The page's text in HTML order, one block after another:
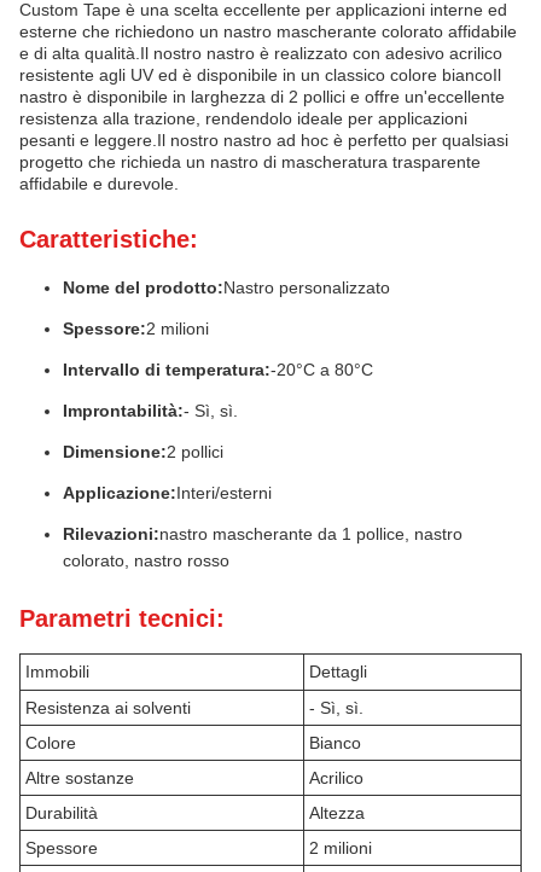
Custom Tape è una scelta eccellente per applicazioni interne ed
esterne che richiedono un nastro mascherante colorato affidabile
e di alta qualità.Il nostro nastro è realizzato con adesivo acrilico
resistente agli UV ed è disponibile in un classico colore biancoIl
nastro è disponibile in larghezza di 2 pollici e offre un'eccellente
resistenza alla trazione, rendendolo ideale per applicazioni
pesanti e leggere.Il nostro nastro ad hoc è perfetto per qualsiasi
progetto che richieda un nastro di mascheratura trasparente
affidabile e durevole.
Caratteristiche:
Nome del prodotto:Nastro personalizzato
Spessore:2 milioni
Intervallo di temperatura:-20°C a 80°C
Improntabilità:- Sì, sì.
Dimensione:2 pollici
Applicazione:Interi/esterni
Rilevazioni:nastro mascherante da 1 pollice, nastro
colorato, nastro rosso
Parametri tecnici:
Immobili
Dettagli
Resistenza ai solventi
- Sì, sì.
Colore
Bianco
Altre sostanze
Acrilico
Durabilità
Altezza
Spessore
2 milioni